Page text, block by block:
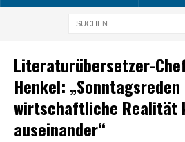
Literaturübersetzer-
Henkel: „Sonntagsreden
wirtschaftliche Realität
auseinander“